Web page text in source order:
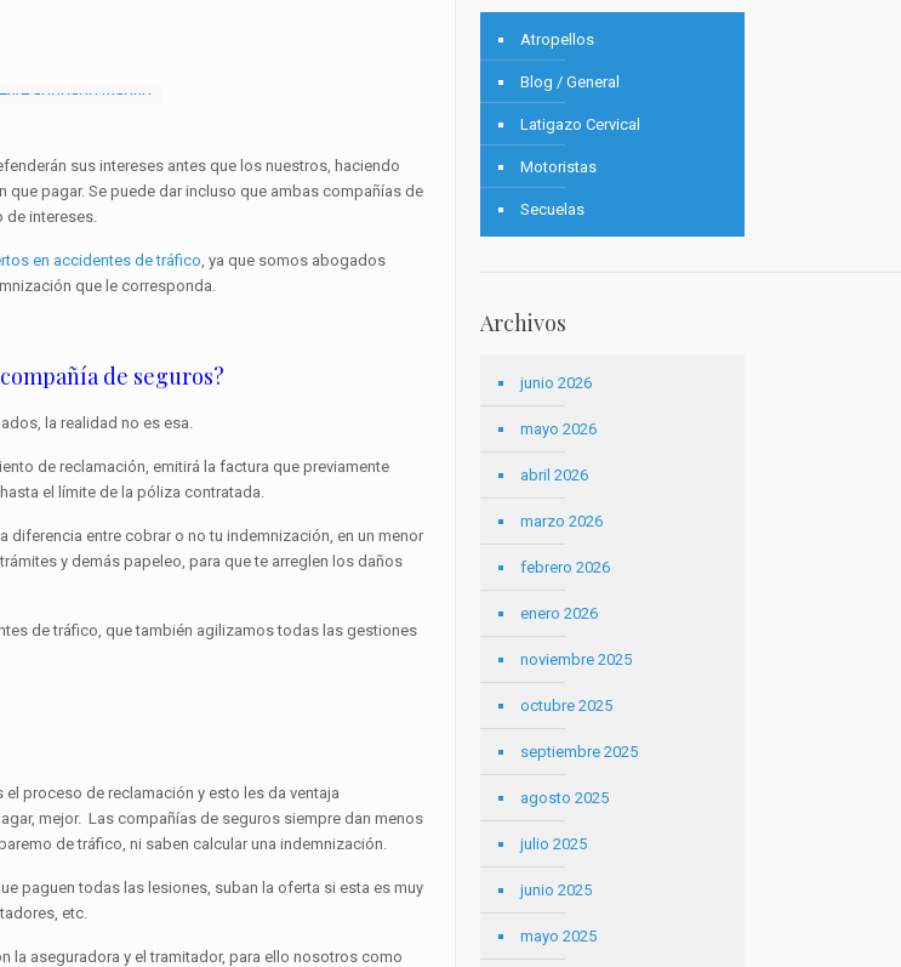
sus intereses antes que los nuestros, haciendo
pagar. Se puede dar incluso que ambas compañías de
de intereses.
en accidentes de tráfico, ya que somos abogados
que le corresponda.
de seguros?
la realidad no es esa.
de reclamación, emitirá la factura que previamente
el límite de la póliza contratada.
entre cobrar o no tu indemnización, en un menor
y demás papeleo, para que te arreglen los daños
de tráfico, que también agilizamos todas las gestiones
proceso de reclamación y esto les da ventaja
mejor. Las compañías de seguros siempre dan menos
de tráfico, ni saben calcular una indemnización.
paguen todas las lesiones, suban la oferta si esta es muy
etc.
la aseguradora y el tramitador, para ello nosotros como
Atropellos
Blog / General
Latigazo Cervical
Motoristas
Secuelas
Archivos
junio 2026
mayo 2026
abril 2026
marzo 2026
febrero 2026
enero 2026
noviembre 2025
octubre 2025
septiembre 2025
agosto 2025
julio 2025
junio 2025
mayo 2025